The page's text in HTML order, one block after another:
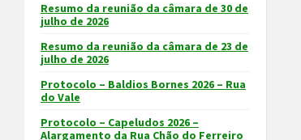
Resumo da reunião da câmara de 30 de
julho de 2026
Resumo da reunião da câmara de 23 de
julho de 2026
Protocolo – Baldios Bornes 2026 – Rua
do Vale
Protocolo – Capeludos 2026 –
Alargamento da Rua Chão do Ferreiro